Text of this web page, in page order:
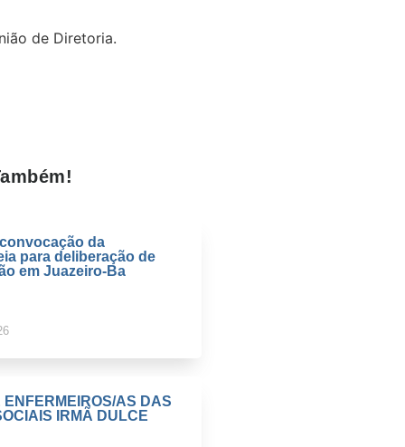
de Diretoria.
da
para deliberação de
em Juazeiro-Ba
ENFERMEIROS/AS DAS
IRMÃ DULCE